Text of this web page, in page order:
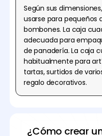
Según sus
usarse para pequeños
bombones. La caja
adecuada para
de panadería. La caja
habitualmente para
tartas, surtidos de
regalo decorativos.
¿Cómo crear